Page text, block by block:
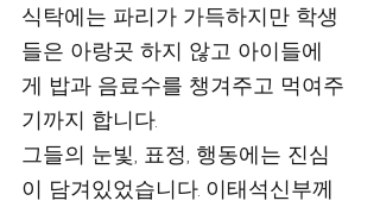
식탁에는 파리가 가득하지만 학생
들은 아랑곳 하지 않고 아이들에
게 밥과 음료수를 챙겨주고 먹여주
기까지 합니다.
그들의 눈빛, 표정, 행동에는 진심
이 담겨있었습니다. 이태석신부께